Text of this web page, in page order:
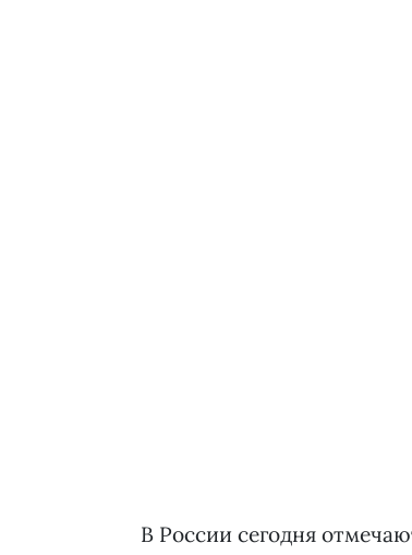
В России сегодня